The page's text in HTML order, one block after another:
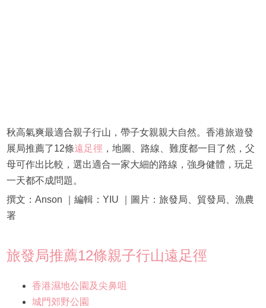
秋高氣爽最適合親子行山，帶子女親親大自然。香港旅遊發
展局推薦了12條遠足徑 ，地圖、路線、難度都一目了然，父
母可作出比較，選出適合一家大細的路線，強身健體，玩足
一天都不成問題。
撰文：Anson ｜編輯：YIU ｜圖片：旅發局、貿發局、漁農
署
旅發局推薦12條親子行山遠足徑
香港濕地公園及尖鼻咀
城門郊野公園